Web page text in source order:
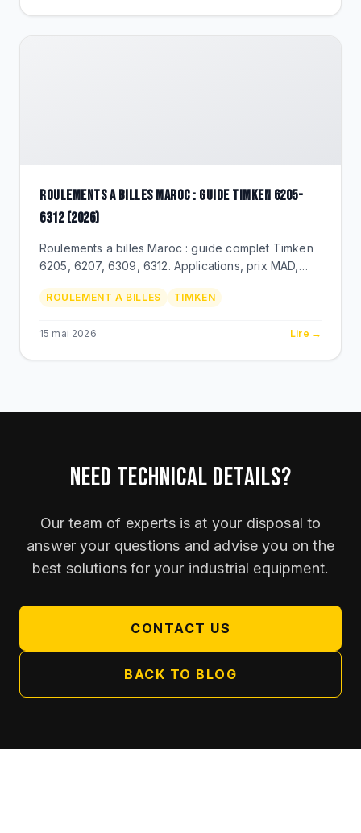
ROULEMENTS A BILLES MAROC : GUIDE TIMKEN 6205-
6312 (2026)
Roulements a billes Maroc : guide complet Timken
6205, 6207, 6309, 6312. Applications, prix MAD,
ROULEMENT A BILLES TIMKEN
15 mai 2026 Lire →
NEED TECHNICAL DETAILS?
Our team of experts is at your disposal to
answer your questions and advise you on the
best solutions for your industrial equipment.
CONTACT US
BACK TO BLOG